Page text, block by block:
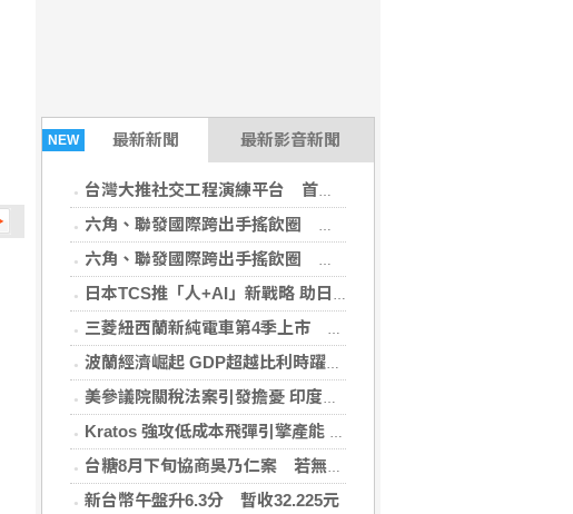
NEW 最新新聞 最新影音新聞
台灣大推社交工程演練平台 首季資安營收年增近4倍
六角、聯發國際跨出手搖飲圈 邁向全球餐飲平台
六角、聯發國際跨出手搖飲圈 邁向全球餐飲平台
日本TCS推「人+AI」新戰略 助日企強化IT主權與內製能力
三菱紐西蘭新純電車第4季上市 由裕隆三義廠製造
波蘭經濟崛起 GDP超越比利時躍居歐盟第六大
美參議院關稅法案引發擔憂 印度工程出口商憂衝擊
Kratos 強攻低成本飛彈引擎產能 2027年目標3千具、2028年達5千
台糖8月下旬協商吳乃仁案 若無合理還款方案再聲請管收
新台幣午盤升6.3分 暫收32.225元